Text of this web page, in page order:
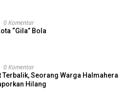
0 Komentar
“Gila” Bola
0 Komentar
Terbalik, Seorang Warga Halmahera
Hilang